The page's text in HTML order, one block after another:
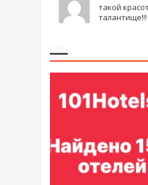
такой
талантище!!!